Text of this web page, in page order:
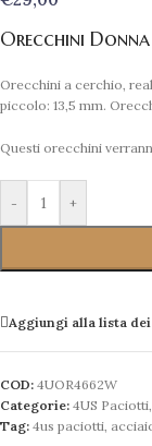
Orecchini
Orecchini a cerchio,
piccolo: 13,5 mm.
Questi orecchini
- +
Aggiungi alla lista
COD: 4UOR4662W
Categorie: 4US Paciotti,
Tag: 4us paciotti,